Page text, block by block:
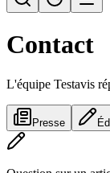
Contact
L'équipe Testavis
Presse